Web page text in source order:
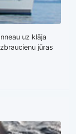
uz klāja
jūras